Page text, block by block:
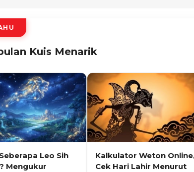
Kuis Menarik
Seberapa Leo Sih
Mengukur
Kalkulator Weton
Cek Hari Lahir Menurut